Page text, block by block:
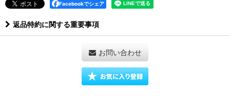
Facebookでシェア
返品特約に関する重要事項
お問い合わせ